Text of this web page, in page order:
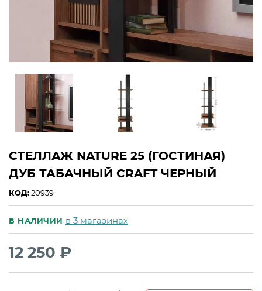
СТЕЛЛАЖ NATURE 25 (ГОСТИНАЯ)
ДУБ ТАБАЧНЫЙ CRAFT ЧЕРНЫЙ
КОД: 20939
В НАЛИЧИИ в 3 магазинах
12 250 ₽